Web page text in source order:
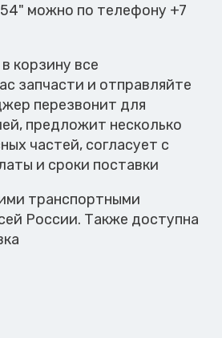
можно по телефону +7
корзину все
запчасти и отправляйте
перезвонит для
предложит несколько
частей, согласует с
и сроки поставки
транспортными
России. Также доступна